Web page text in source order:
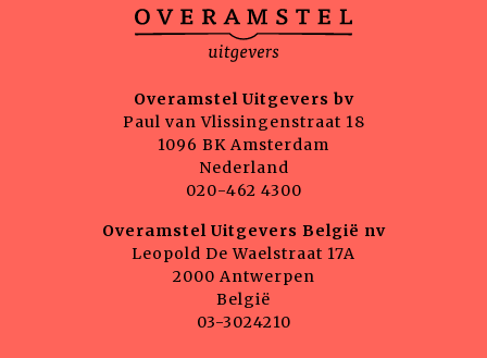
Overamstel Uitgevers bv
Paul van Vlissingenstraat 18
1096 BK Amsterdam
Nederland
020-462 4300
Overamstel Uitgevers België nv
Leopold De Waelstraat 17A
2000 Antwerpen
België
03-3024210